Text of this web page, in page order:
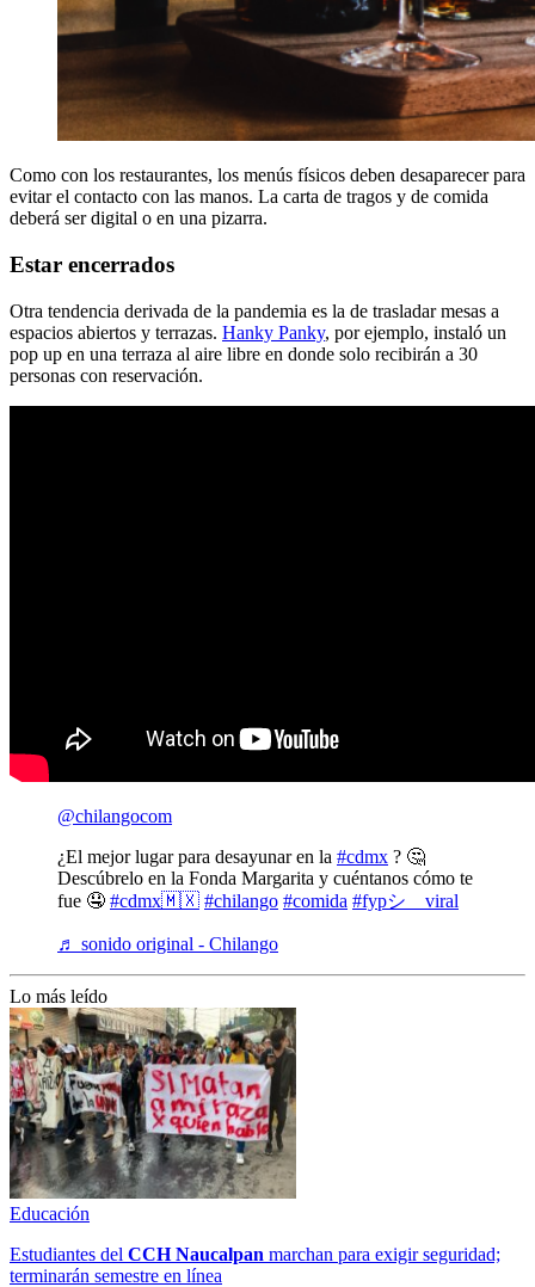
Como con los restaurantes, los menús físicos deben desaparecer para
evitar el contacto con las manos. La carta de tragos y de comida
deberá ser digital o en una pizarra.
Estar encerrados
Otra tendencia derivada de la pandemia es la de trasladar mesas a
espacios abiertos y terrazas. Hanky Panky, por ejemplo, instaló un
pop up en una terraza al aire libre en donde solo recibirán a 30
personas con reservación.
@chilangocom
¿El mejor lugar para desayunar en la #cdmx ? 🤔
Descúbrelo en la Fonda Margarita y cuéntanos cómo te
fue 🤤 #cdmx🇲🇽 #chilango #comida #fypシ゚viral
♬ sonido original - Chilango
Lo más leído
Educación
Estudiantes del CCH Naucalpan marchan para exigir seguridad;
terminarán semestre en línea